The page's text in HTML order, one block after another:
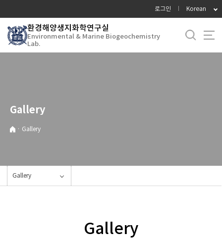
로
메
로그인 Korean
환경해양생지화학연구실
Environmental & Marine Biogeochemistry
Lab.
Gallery
· Gallery
Gallery
Gallery